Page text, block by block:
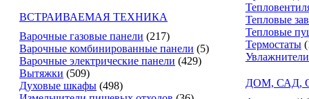
ВСТРАИВАЕМАЯ ТЕХНИКА
Варочные газовые панели (217)
Варочные комбинированные панели (5)
Варочные электрические панели (429)
Вытяжки (509)
Духовые шкафы (498)
Тепловые
Тепловые
Термостаты
ДОМ, САД,